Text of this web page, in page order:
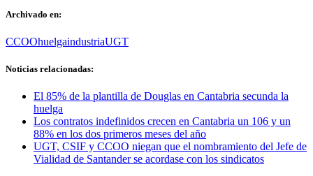
Archivado en:
CCOOhuelgaindustriaUGT
Noticias relacionadas:
El 85% de la plantilla de Douglas en Cantabria secunda la
huelga
Los contratos indefinidos crecen en Cantabria un 106 y un
88% en los dos primeros meses del año
UGT, CSIF y CCOO niegan que el nombramiento del Jefe de
Vialidad de Santander se acordase con los sindicatos